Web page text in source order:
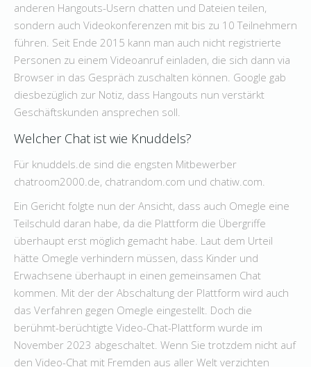
anderen Hangouts-Usern chatten und Dateien teilen,
sondern auch Videokonferenzen mit bis zu 10 Teilnehmern
führen. Seit Ende 2015 kann man auch nicht registrierte
Personen zu einem Videoanruf einladen, die sich dann via
Browser in das Gespräch zuschalten können. Google gab
diesbezüglich zur Notiz, dass Hangouts nun verstärkt
Geschäftskunden ansprechen soll.
Welcher Chat ist wie Knuddels?
Für knuddels.de sind die engsten Mitbewerber
chatroom2000.de, chatrandom.com und chatiw.com.
Ein Gericht folgte nun der Ansicht, dass auch Omegle eine
Teilschuld daran habe, da die Plattform die Übergriffe
überhaupt erst möglich gemacht habe. Laut dem Urteil
hätte Omegle verhindern müssen, dass Kinder und
Erwachsene überhaupt in einen gemeinsamen Chat
kommen. Mit der der Abschaltung der Plattform wird auch
das Verfahren gegen Omegle eingestellt. Doch die
berühmt-berüchtigte Video-Chat-Plattform wurde im
November 2023 abgeschaltet. Wenn Sie trotzdem nicht auf
den Video-Chat mit Fremden aus aller Welt verzichten